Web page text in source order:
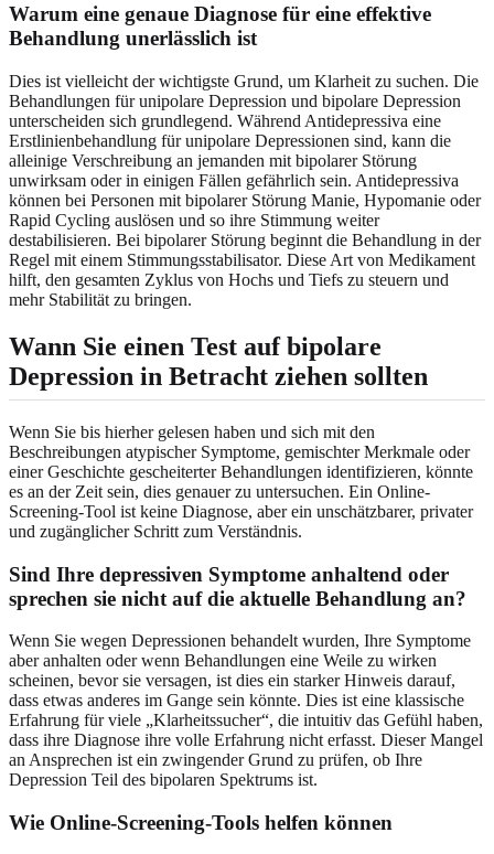
Warum eine genaue Diagnose für eine effektive
Behandlung unerlässlich ist
Dies ist vielleicht der wichtigste Grund, um Klarheit zu suchen. Die
Behandlungen für unipolare Depression und bipolare Depression
unterscheiden sich grundlegend. Während Antidepressiva eine
Erstlinienbehandlung für unipolare Depressionen sind, kann die
alleinige Verschreibung an jemanden mit bipolarer Störung
unwirksam oder in einigen Fällen gefährlich sein. Antidepressiva
können bei Personen mit bipolarer Störung Manie, Hypomanie oder
Rapid Cycling auslösen und so ihre Stimmung weiter
destabilisieren. Bei bipolarer Störung beginnt die Behandlung in der
Regel mit einem Stimmungsstabilisator. Diese Art von Medikament
hilft, den gesamten Zyklus von Hochs und Tiefs zu steuern und
mehr Stabilität zu bringen.
Wann Sie einen Test auf bipolare
Depression in Betracht ziehen sollten
Wenn Sie bis hierher gelesen haben und sich mit den
Beschreibungen atypischer Symptome, gemischter Merkmale oder
einer Geschichte gescheiterter Behandlungen identifizieren, könnte
es an der Zeit sein, dies genauer zu untersuchen. Ein Online-
Screening-Tool ist keine Diagnose, aber ein unschätzbarer, privater
und zugänglicher Schritt zum Verständnis.
Sind Ihre depressiven Symptome anhaltend oder
sprechen sie nicht auf die aktuelle Behandlung an?
Wenn Sie wegen Depressionen behandelt wurden, Ihre Symptome
aber anhalten oder wenn Behandlungen eine Weile zu wirken
scheinen, bevor sie versagen, ist dies ein starker Hinweis darauf,
dass etwas anderes im Gange sein könnte. Dies ist eine klassische
Erfahrung für viele „Klarheitssucher“, die intuitiv das Gefühl haben,
dass ihre Diagnose ihre volle Erfahrung nicht erfasst. Dieser Mangel
an Ansprechen ist ein zwingender Grund zu prüfen, ob Ihre
Depression Teil des bipolaren Spektrums ist.
Wie Online-Screening-Tools helfen können